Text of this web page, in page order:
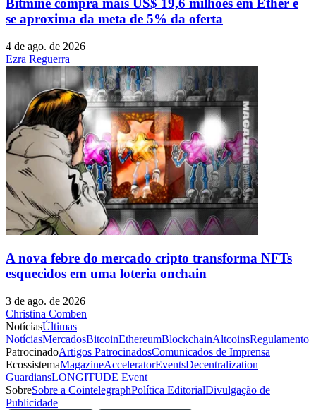
Bitmine compra mais US$ 19,6 milhões em Ether e
se aproxima da meta de 5% da oferta
4 de ago. de 2026
Ezra Reguerra
A nova febre do mercado cripto transforma NFTs
esquecidos em uma loteria onchain
3 de ago. de 2026
Christina Comben
NotíciasÚltimas
NotíciasMercadosBitcoinEthereumBlockchainAltcoinsRegulamento
PatrocinadoArtigos PatrocinadosComunicados de Imprensa
EcossistemaMagazineAcceleratorEventsDecentralization
GuardiansLONGITUDE Event
SobreSobre a CointelegraphPolítica EditorialDivulgação de
Publicidade